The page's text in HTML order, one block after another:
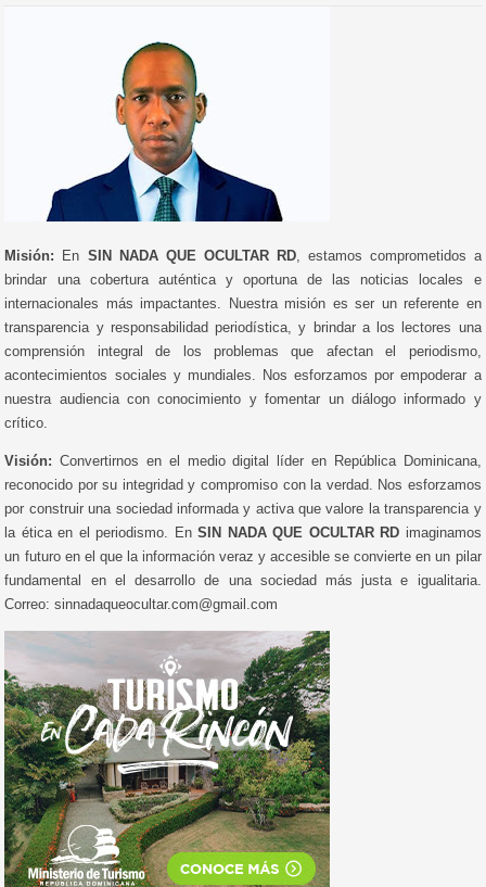
Misión: En SIN NADA QUE OCULTAR RD, estamos comprometidos a
brindar una cobertura auténtica y oportuna de las noticias locales e
internacionales más impactantes. Nuestra misión es ser un referente en
transparencia y responsabilidad periodística, y brindar a los lectores una
comprensión integral de los problemas que afectan el periodismo,
acontecimientos sociales y mundiales. Nos esforzamos por empoderar a
nuestra audiencia con conocimiento y fomentar un diálogo informado y
crítico.
Visión: Convertirnos en el medio digital líder en República Dominicana,
reconocido por su integridad y compromiso con la verdad. Nos esforzamos
por construir una sociedad informada y activa que valore la transparencia y
la ética en el periodismo. EnSIN NADA QUE OCULTAR RD imaginamos
un futuro en el que la información veraz y accesible se convierte en un pilar
fundamental en el desarrollo de una sociedad más justa e igualitaria.
Correo: sinnadaqueocultar.com@gmail.com